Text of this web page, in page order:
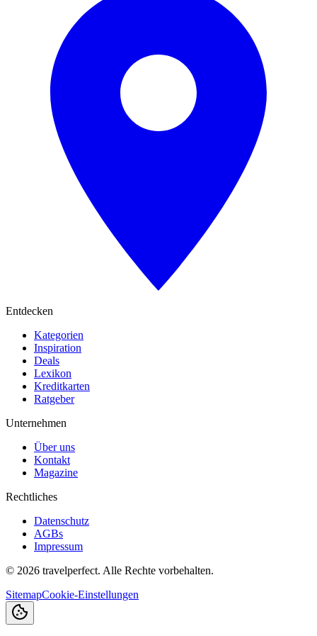
Entdecken
Kategorien
Inspiration
Deals
Lexikon
Kreditkarten
Ratgeber
Unternehmen
Über uns
Kontakt
Magazine
Rechtliches
Datenschutz
AGBs
Impressum
© 2026 travelperfect. Alle Rechte vorbehalten.
SitemapCookie-Einstellungen